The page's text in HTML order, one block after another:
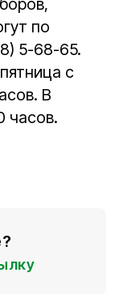
по
5-68-65.
с
В
часов.